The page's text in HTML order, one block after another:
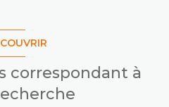
correspondant à